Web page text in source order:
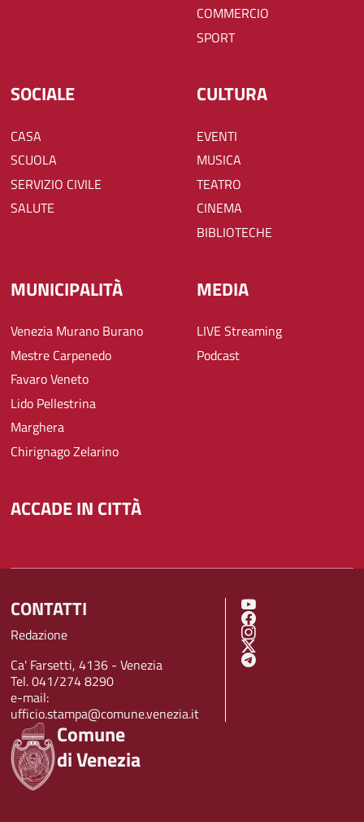
COMMERCIO
SPORT
SOCIALE
CASA
SCUOLA
SERVIZIO CIVILE
SALUTE
CULTURA
EVENTI
MUSICA
TEATRO
CINEMA
BIBLIOTECHE
MUNICIPALITÀ
Venezia Murano Burano
Mestre Carpenedo
Favaro Veneto
Lido Pellestrina
Marghera
Chirignago Zelarino
MEDIA
LIVE Streaming
Podcast
ACCADE IN CITTÀ
Comune
di Venezia
CONTATTI
Redazione
Ca' Farsetti, 4136 - Venezia
Tel. 041/274 8290
e-mail:
ufficio.stampa@comune.venezia.it
SOCIAL MENU